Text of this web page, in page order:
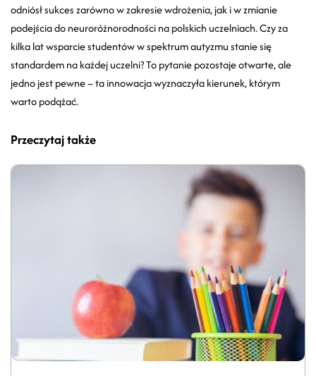
odniósł sukces zarówno w zakresie wdrożenia, jak i w zmianie
podejścia do neuroróżnorodności na polskich uczelniach. Czy za
kilka lat wsparcie studentów w spektrum autyzmu stanie się
standardem na każdej uczelni? To pytanie pozostaje otwarte, ale
jedno jest pewne – ta innowacja wyznaczyła kierunek, którym
warto podążać.
Przeczytaj także